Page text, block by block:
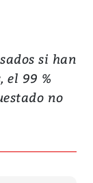
si han
el 99 %
no